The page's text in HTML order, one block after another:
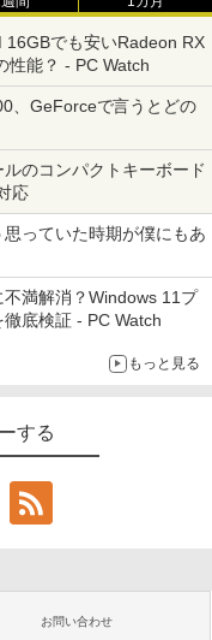
16GBでも安いRadeon RX
性能？ - PC Watch
、GeForceで言うとどの
のコンパクトキーボード
応
っていた時期が僕にもあ
不満解消？Windows 11プ
底検証 - PC Watch
もっと見る
する
お問い合わせ